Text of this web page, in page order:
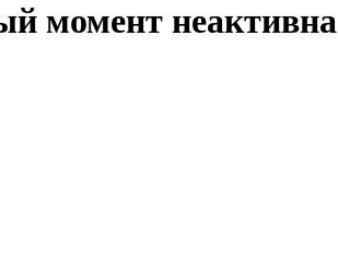
момент неактивна